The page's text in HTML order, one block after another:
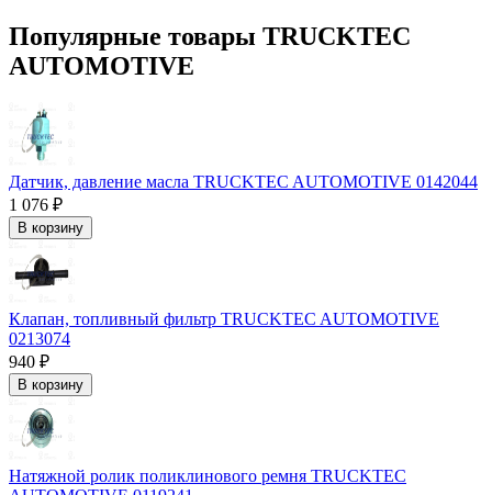
Популярные товары TRUCKTEC
AUTOMOTIVE
Датчик, давление масла TRUCKTEC AUTOMOTIVE 0142044
1 076 ₽
В корзину
Клапан, топливный фильтр TRUCKTEC AUTOMOTIVE
0213074
940 ₽
В корзину
Натяжной ролик поликлинового ремня TRUCKTEC